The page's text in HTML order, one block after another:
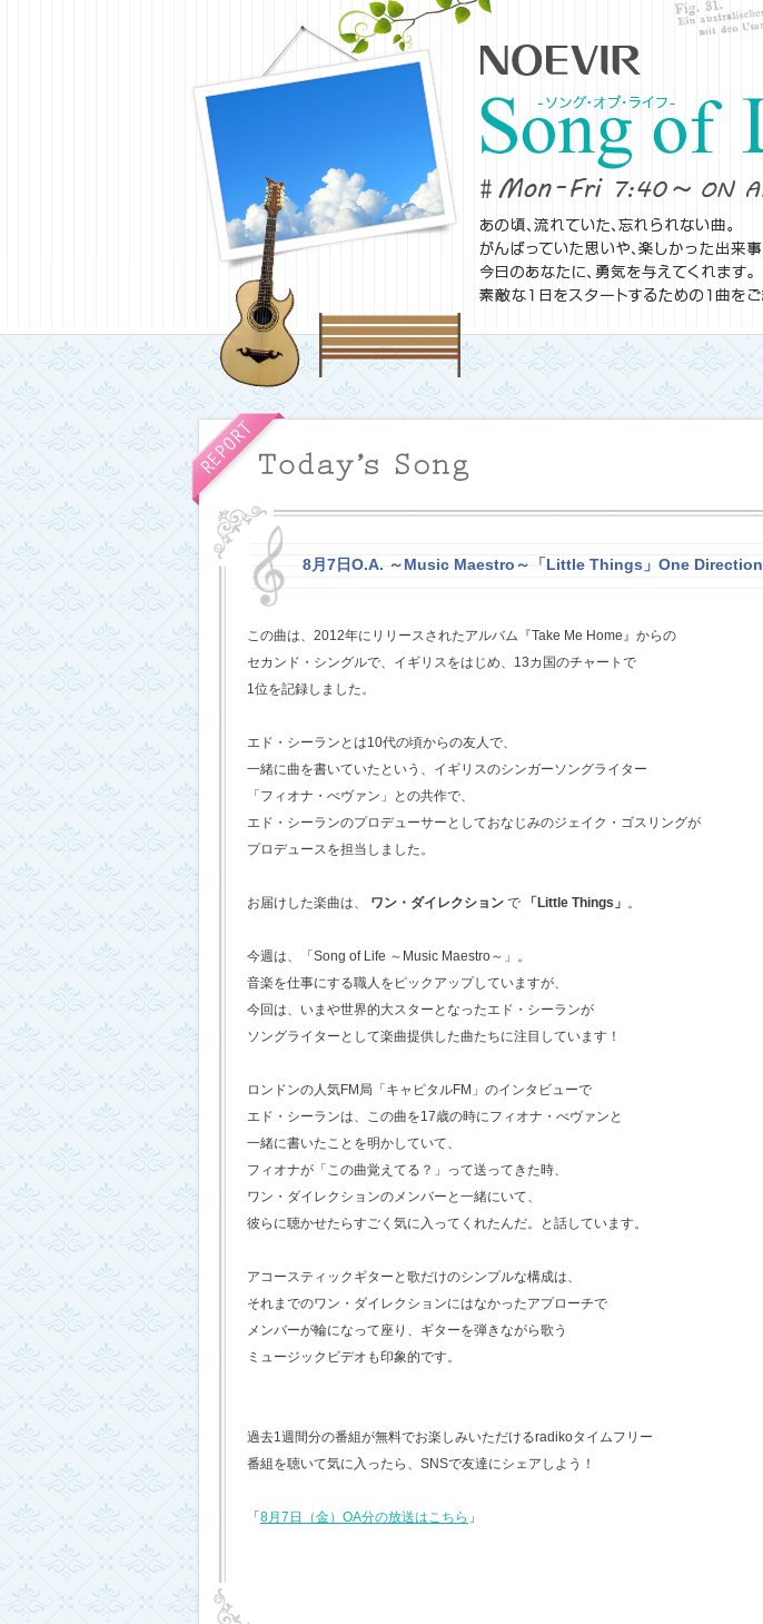
8月7日O.A. ～Music Maestro～「Little Things」One Direction
この曲は、2012年にリリースされたアルバム『Take Me Home』からの
セカンド・シングルで、イギリスをはじめ、13カ国のチャートで
1位を記録しました。
エド・シーランとは10代の頃からの友人で、
一緒に曲を書いていたという、イギリスのシンガーソングライター
「フィオナ・べヴァン」との共作で、
エド・シーランのプロデューサーとしておなじみのジェイク・ゴスリングが
プロデュースを担当しました。
お届けした楽曲は、 ワン・ダイレクション で 「Little Things」 。
今週は、「Song of Life ～Music Maestro～」。
音楽を仕事にする職人をピックアップしていますが、
今回は、いまや世界的大スターとなったエド・シーランが
ソングライターとして楽曲提供した曲たちに注目しています！
ロンドンの人気FM局「キャピタルFM」のインタビューで
エド・シーランは、この曲を17歳の時にフィオナ・べヴァンと
一緒に書いたことを明かしていて、
フィオナが「この曲覚えてる？」って送ってきた時、
ワン・ダイレクションのメンバーと一緒にいて、
彼らに聴かせたらすごく気に入ってくれたんだ。と話しています。
アコースティックギターと歌だけのシンプルな構成は、
それまでのワン・ダイレクションにはなかったアプローチで
メンバーが輪になって座り、ギターを弾きながら歌う
ミュージックビデオも印象的です。
過去1週間分の番組が無料でお楽しみいただけるradikoタイムフリー
番組を聴いて気に入ったら、SNSで友達にシェアしよう！
「 8月7日（金）OA分の放送はこちら 」